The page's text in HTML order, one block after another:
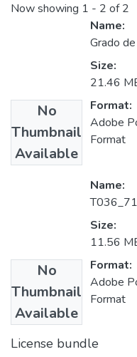
Now showing 1 - 2 of 2
No
Thumbnail
Available
Name:
Grado
Size:
21.46
Format:
Adobe
Format
No
Thumbnail
Available
Name:
Size:
11.56
Format:
Adobe
Format
License bundle